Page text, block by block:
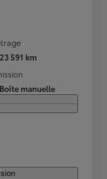
23 591 km
Boîte manuelle